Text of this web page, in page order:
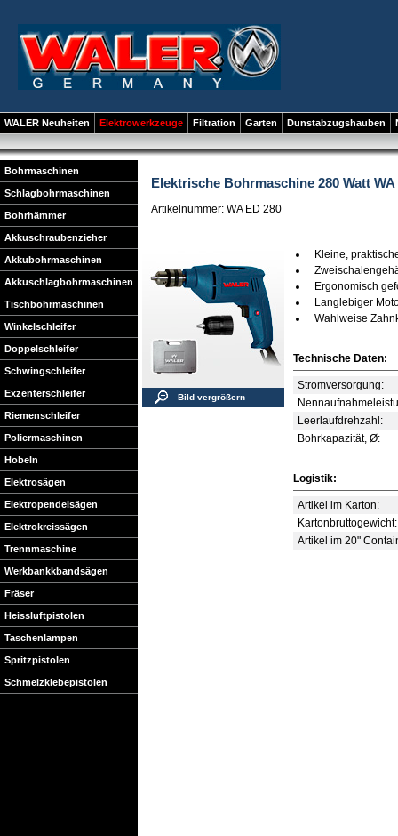
WALER Neuheiten Elektrowerkzeuge Filtration Garten Dunstabzugshauben
Bohrmaschinen
Schlagbohrmaschinen
Bohrhämmer
Akkuschraubenzieher
Akkubohrmaschinen
Akkuschlagbohrmaschinen
Tischbohrmaschinen
Winkelschleifer
Doppelschleifer
Schwingschleifer
Exzenterschleifer
Riemenschleifer
Poliermaschinen
Hobeln
Elektrosägen
Elektropendelsägen
Elektrokreissägen
Trennmaschine
Werkbankkbandsägen
Fräser
Heissluftpistolen
Taschenlampen
Spritzpistolen
Schmelzklebepistolen
Elektrische Bohrmaschine 280 Watt WA
Artikelnummer: WA ED 280
Bild vergrößern
Kleine,
Ergonomisch
Langlebiger
Wahlweise
Technische Daten:
Stromversorgung:
Leerlaufdrehzahl:
Bohrkapazität, Ø:
Logistik:
Artikel im Karton:
Kartonbruttogewicht:
Artikel im 20"